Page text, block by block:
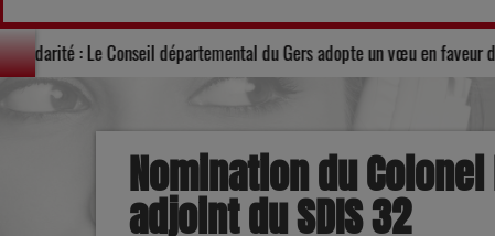
en famille tout l’été Solidarité : Le Conseil départemental
Nomination du
adjoint du SDIS 32